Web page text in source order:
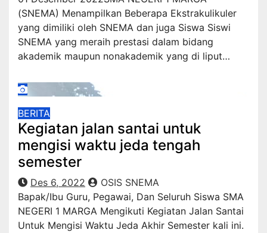
(SNEMA) Menampilkan Beberapa Ekstrakulikuler
yang dimiliki oleh SNEMA dan juga Siswa Siswi
SNEMA yang meraih prestasi dalam bidang
akademik maupun nonakademik yang di liput…
BERITA
Kegiatan jalan santai untuk
mengisi waktu jeda tengah
semester
Des 6, 2022
OSIS SNEMA
Bapak/Ibu Guru, Pegawai, Dan Seluruh Siswa SMA
NEGERI 1 MARGA Mengikuti Kegiatan Jalan Santai
Untuk Mengisi Waktu Jeda Akhir Semester kali ini.